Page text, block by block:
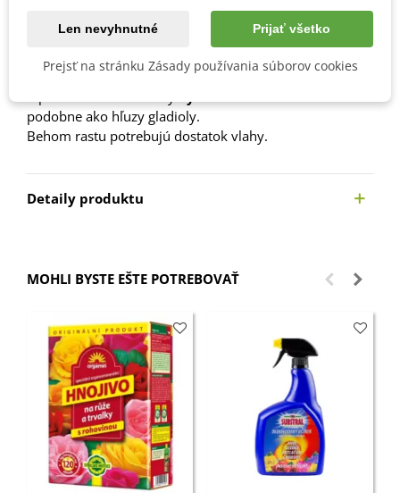
priepustnú, kyprú, humóznu pôdu
a teplé slnečnéstanovisko.
Po výsadbe ich prekryjeme zmesou rašeliny a výživného
kompostu.
podobne ako hľuzy gladioly.
Behom rastu potrebujú dostatok vlahy.
Detaily produktu
MOHLI BYSTE EŠTE POTREBOVAŤ
Len nevyhnutné Prijať všetko
Prejsť na stránku Zásady používania súborov cookies